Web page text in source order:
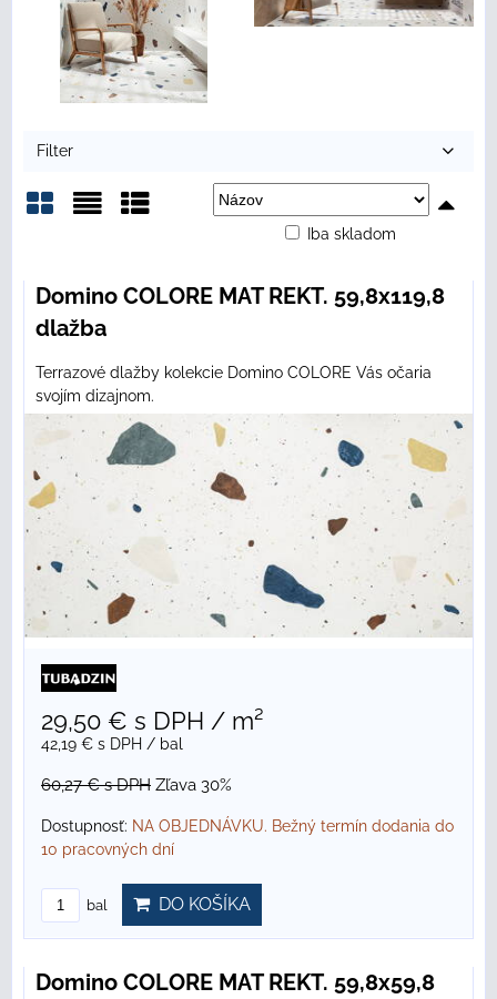
Filter
Iba skladom
Domino COLORE MAT REKT. 59,8x119,8
dlažba
Terrazové dlažby kolekcie Domino COLORE Vás očaria
svojím dizajnom.
29,50 € s DPH / m²
42,19 € s DPH / bal
60,27 €s DPH Zľava 30%
Dostupnosť: NA OBJEDNÁVKU. Bežný termín dodania do
10 pracovných dní
bal DO KOŠÍKA
Domino COLORE MAT REKT. 59,8x59,8